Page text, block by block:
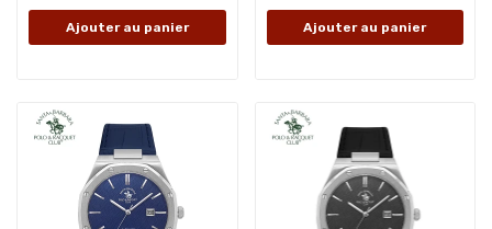
Ajouter au panier Ajouter au panier